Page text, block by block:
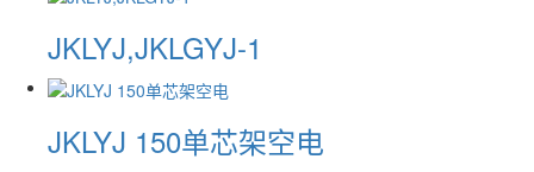
JKLYJ,JKLGYJ-1
JKLYJ 150单芯架空电